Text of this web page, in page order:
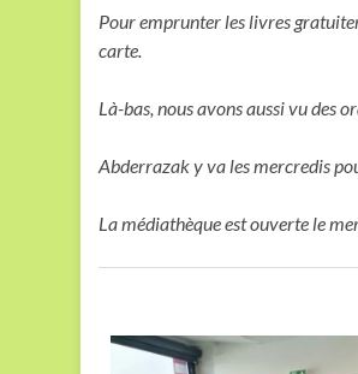
Pour emprunter les livres
carte.
Là-bas, nous avons aussi vu des
Abderrazak y va les mercredis
La médiathèque est ouverte le